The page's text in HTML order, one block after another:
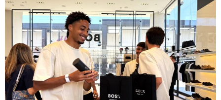
הקבוצות